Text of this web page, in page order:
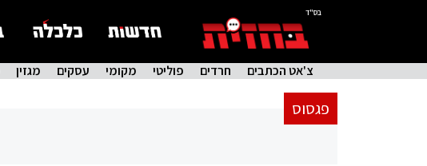
בס"ד
צ'אט הכתבים חרדים פוליטי מקומי עסקים מגזין
פגסוס